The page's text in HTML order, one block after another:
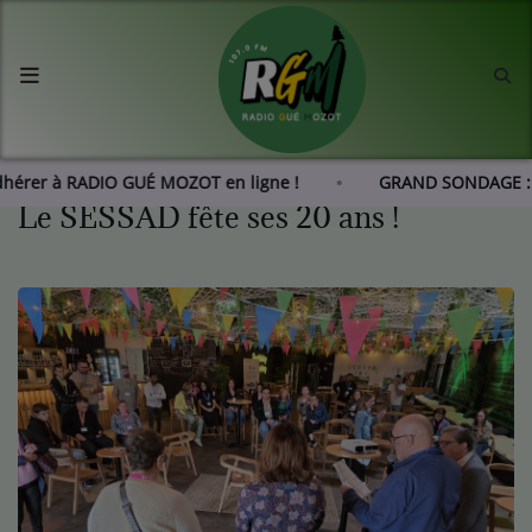
à RADIO GUÉ MOZOT en ligne ! GRAND
Agenda
Les actus de RGM
L'histoire de RGM
Radio
Emissions
Equipes
Le SESSAD fête ses 20 ans !